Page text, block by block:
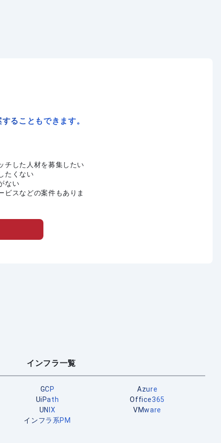
ることもできます。
チした人材を募集したい
たくない
ない
ビスなどの案件もありま
インフラ一覧
GCP
Azure
UiPath
Office365
UNIX
VMware
インフラ系PM